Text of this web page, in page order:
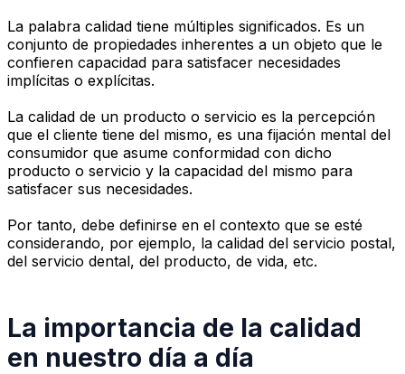
La palabra calidad tiene múltiples significados. Es un
conjunto de propiedades inherentes a un objeto que le
confieren capacidad para satisfacer necesidades
implícitas o explícitas.
La calidad de un producto o servicio es la percepción
que el cliente tiene del mismo, es una fijación mental del
consumidor que asume conformidad con dicho
producto o servicio y la capacidad del mismo para
satisfacer sus necesidades.
Por tanto, debe definirse en el contexto que se esté
considerando, por ejemplo, la calidad del servicio postal,
del servicio dental, del producto, de vida, etc.
La importancia de la calidad
en nuestro día a día